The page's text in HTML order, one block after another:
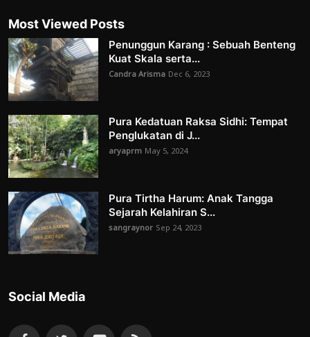
Most Viewed Posts
Penunggun Karang : Sebuah Benteng
Kuat Skala serta...
Candra Arisma Dec 6, 2023
Pura Kedatuan Raksa Sidhi: Tempat
Penglukatan di J...
aryaprm May 5, 2024
Pura Tirtha Harum: Anak Tangga
Sejarah Kelahiran S...
sangraynor Sep 24, 2023
Social Media